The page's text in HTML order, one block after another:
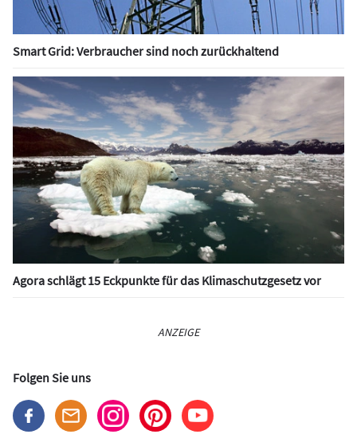
Smart Grid: Verbraucher sind noch zurückhaltend
Agora schlägt 15 Eckpunkte für das Klimaschutzgesetz vor
ANZEIGE
Folgen Sie uns